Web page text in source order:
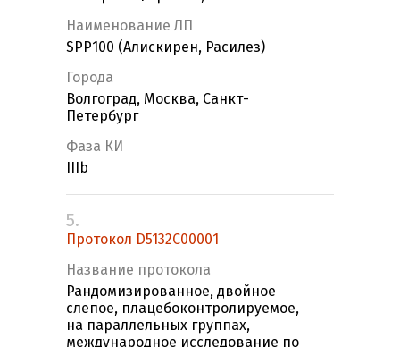
Наименование ЛП
SPP100 (Алискирен, Расилез)
Города
Волгоград, Москва, Санкт-
Петербург
Фаза КИ
IIIb
5.
Протокол D5132C00001
Название протокола
Рандомизированное, двойное
слепое, плацебоконтролируемое,
на параллельных группах,
международное исследование по